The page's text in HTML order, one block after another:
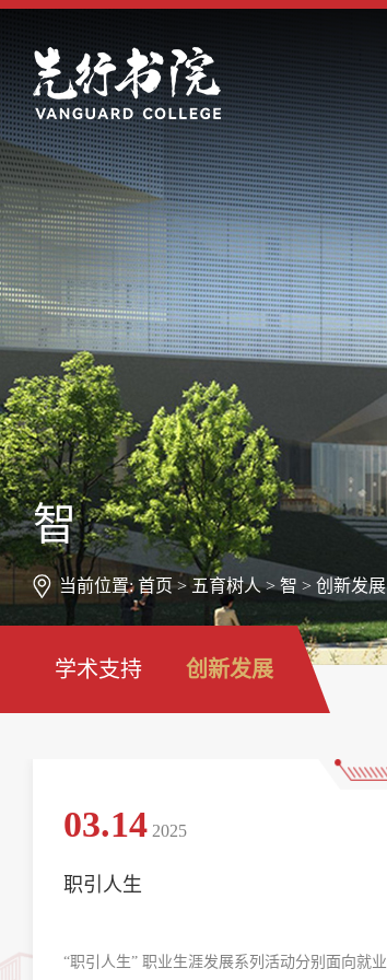
智
当前位置:首页 > 五育树人 > 智 > 创新发展
学术支持 创新发展
03.14 2025
职引人生
“职引人生” 职业生涯发展系列活动分别面向就